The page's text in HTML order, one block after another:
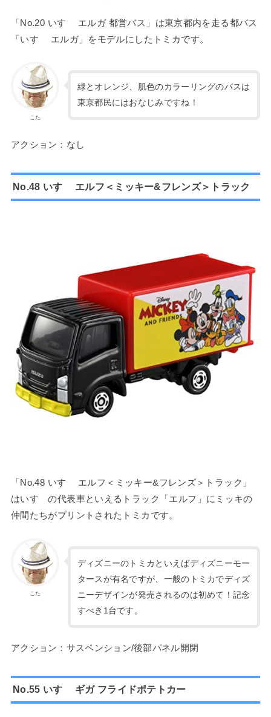
「No.20 いすゞ エルガ 都営バス」は東京都内を走る都バス
「いすゞ エルガ」をモデルにしたトミカです。
こた
緑とオレンジ、肌色のカラーリングのバスは
東京都民にはおなじみですね！
アクション：なし
No.48 いすゞ エルフ＜ミッキー&フレンズ＞トラック
「No.48 いすゞ エルフ＜ミッキー&フレンズ＞トラック」
はいすゞの代表車といえるトラック「エルフ」にミッキの
仲間たちがプリントされたトミカです。
こた
ディズニーのトミカといえばディズニーモー
タースが有名ですが、一般のトミカでディズ
ニーデザインが発売されるのは初めて！記念
すべき1台です。
アクション：サスペンション/後部パネル開閉
No.55 いすゞ ギガ フライドポテトカー